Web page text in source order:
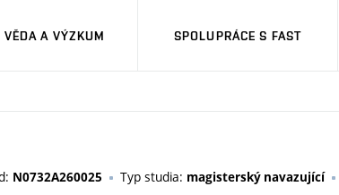
VĚDA A VÝZKUM SPOLUPRÁCE S FAST
N0732A260025 Typ studia: magisterský navazující